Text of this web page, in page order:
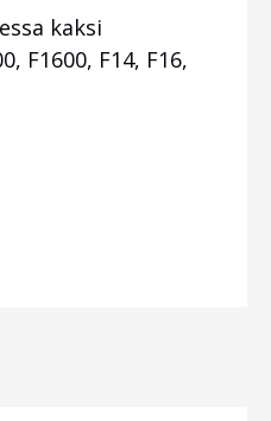
kaksi
F1600, F14, F16,